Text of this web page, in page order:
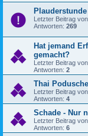
Letzter Beitrag von
Antworten: 269
Hat jemand
gemacht?
Letzter Beitrag von
Antworten: 2
Thai
Letzter Beitrag von
Antworten: 4
Schade - Nur
Letzter Beitrag von
Antworten: 6